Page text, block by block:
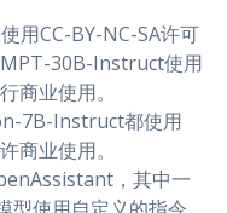
用CC-BY-NC-SA许可
30B-Instruct使用
商业使用。
7B-Instruct都使用
商业使用。
，其中一